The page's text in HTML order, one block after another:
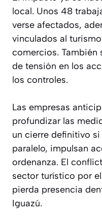
local. Unos 48
verse afectados,
vinculados al
comercios. También
de tensión en los
los controles.
Las empresas
profundizar las
un cierre definitivo
paralelo, impulsan
ordenanza. El
sector turístico por
pierda presencia
Iguazú.